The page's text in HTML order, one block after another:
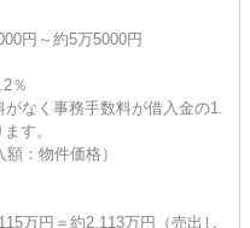
円～約5万5000円
％
なく事務手数料が借入金の1.
す。
：物件価格）
万円＝約2,113万円（売出し